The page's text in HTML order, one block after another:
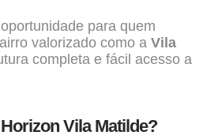
para quem
valorizado como a Vila
completa e fácil acesso a
Vila Matilde?